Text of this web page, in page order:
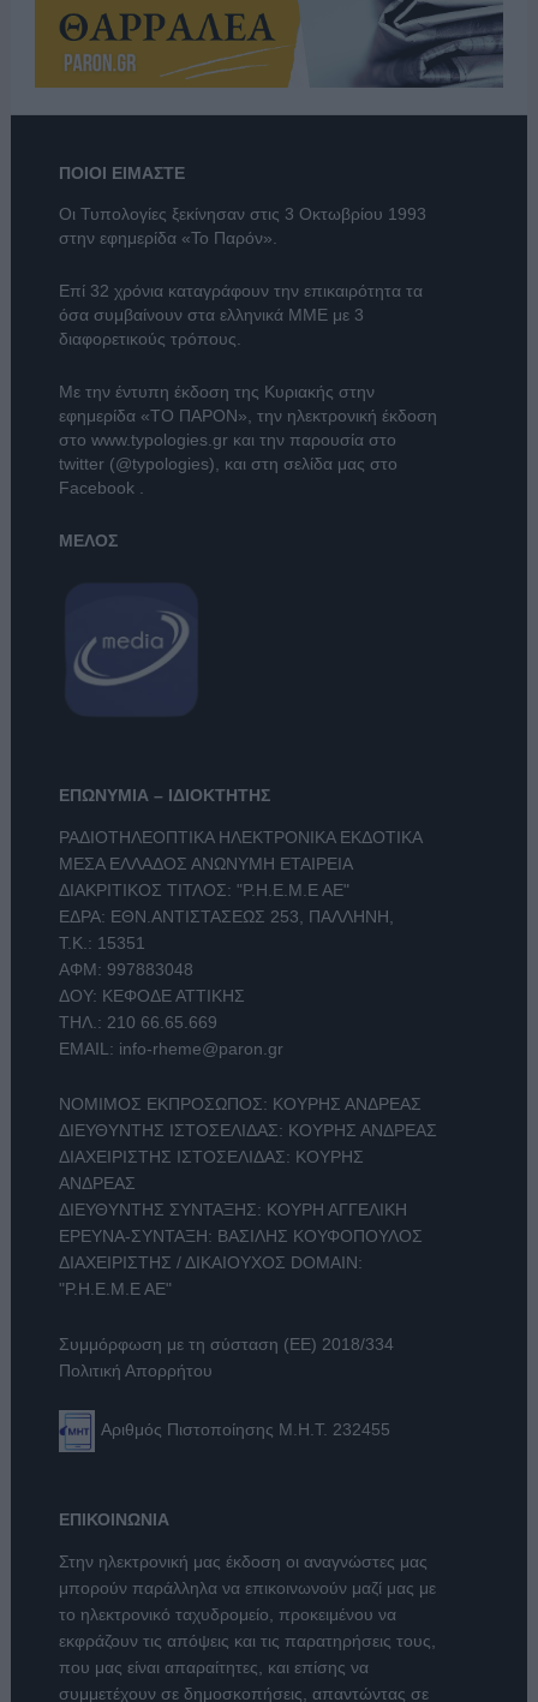
ΠΟΙΟΙ ΕΙΜΑΣΤΕ
Οι Τυπολογίες ξεκίνησαν στις 3 Οκτωβρίου 1993
στην εφημερίδα «Το Παρόν».
Επί 32 χρόνια καταγράφουν την επικαιρότητα τα
όσα συμβαίνουν στα ελληνικά ΜΜΕ με 3
διαφορετικούς τρόπους.
Με την έντυπη έκδοση της Κυριακής στην
εφημερίδα «ΤΟ ΠΑΡΟΝ», την ηλεκτρονική έκδοση
στο www.typologies.grκαι την παρουσία στο
twitter (@typologies), και στη σελίδα μας στο
Facebook .
ΜΕΛΟΣ
ΕΠΩΝΥΜΙΑ – ΙΔΙΟΚΤΗΤΗΣ
ΡΑΔΙΟΤΗΛΕΟΠΤΙΚΑ ΗΛΕΚΤΡΟΝΙΚΑ ΕΚΔΟΤΙΚΑ
ΜΕΣΑ ΕΛΛΑΔΟΣ ΑΝΩΝΥΜΗ ΕΤΑΙΡΕΙΑ
ΔΙΑΚΡΙΤΙΚΟΣ ΤΙΤΛΟΣ: "Ρ.Η.Ε.Μ.Ε ΑΕ"
ΕΔΡΑ: ΕΘΝ.ΑΝΤΙΣΤΑΣΕΩΣ 253, ΠΑΛΛΗΝΗ,
Τ.Κ.: 15351
ΑΦΜ: 997883048
ΔΟΥ: ΚΕΦΟΔΕ ΑΤΤΙΚΗΣ
ΤΗΛ.: 210 66.65.669
EMAIL: info-rheme@paron.gr
ΝΟΜΙΜΟΣ ΕΚΠΡΟΣΩΠΟΣ: ΚΟΥΡΗΣ ΑΝΔΡΕΑΣ
ΔΙΕΥΘΥΝΤΗΣ ΙΣΤΟΣΕΛΙΔΑΣ: ΚΟΥΡΗΣ ΑΝΔΡΕΑΣ
ΔΙΑΧΕΙΡΙΣΤΗΣ ΙΣΤΟΣΕΛΙΔΑΣ: ΚΟΥΡΗΣ
ΑΝΔΡΕΑΣ
ΔΙΕΥΘΥΝΤΗΣ ΣΥΝΤΑΞΗΣ: ΚΟΥΡΗ ΑΓΓΕΛΙΚΗ
ΕΡΕΥΝΑ-ΣΥΝΤΑΞΗ: ΒΑΣΙΛΗΣ ΚΟΥΦΟΠΟΥΛΟΣ
ΔΙΑΧΕΙΡΙΣΤΗΣ / ΔΙΚΑΙΟΥΧΟΣ DOMAIN:
"Ρ.Η.Ε.Μ.Ε ΑΕ"
Συμμόρφωση με τη σύσταση (ΕΕ) 2018/334
Πολιτική Απορρήτου
Αριθμός Πιστοποίησης Μ.Η.Τ. 232455
ΕΠΙΚΟΙΝΩΝΙΑ
Στην ηλεκτρονική μας έκδοση οι αναγνώστες μας
μπορούν παράλληλα να επικοινωνούν μαζί μας με
το ηλεκτρονικό ταχυδρομείο, προκειμένου να
εκφράζουν τις απόψεις και τις παρατηρήσεις τους,
που μας είναι απαραίτητες, και επίσης να
συμμετέχουν σε δημοσκοπήσεις, απαντώντας σε